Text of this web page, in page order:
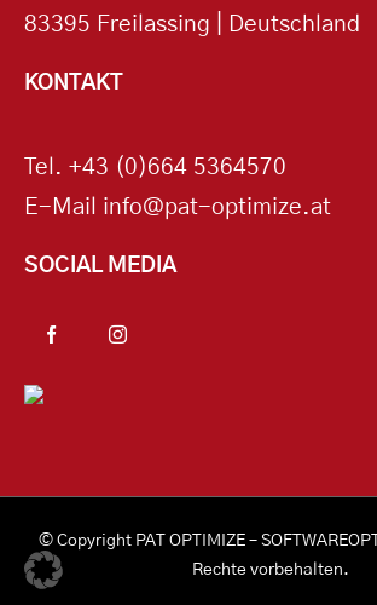
83395 Freilassing | Deutschland
KONTAKT
Tel. +43 (0)664 5364570
E-Mail info@pat-optimize.at
SOCIAL MEDIA
© Copyright PAT OPTIMIZE –
Rechte vorbehalten.